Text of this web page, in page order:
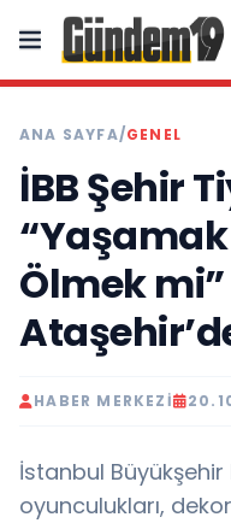
ANA SAYFA/GENEL
İBB Şehir
Ölmek
HABER MERKEZI
İstanbul Büyükşehir
oyunculukları,